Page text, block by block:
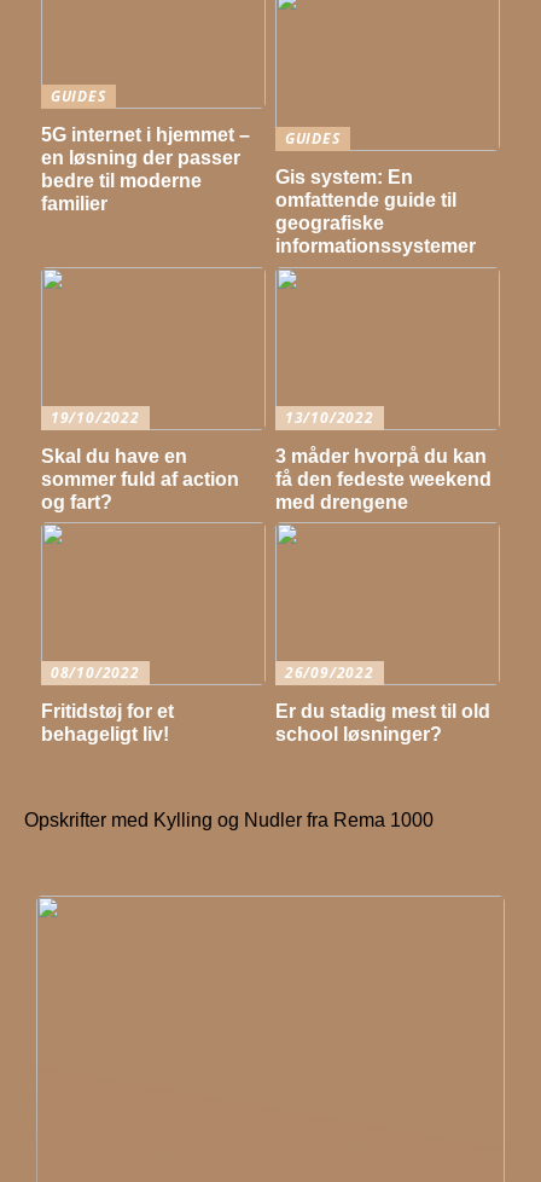
GUIDES
5G internet i hjemmet –
en løsning der passer
bedre til moderne
familier
GUIDES
Gis system: En
omfattende guide til
geografiske
informationssystemer
19/10/2022
Skal du have en
sommer fuld af action
og fart?
13/10/2022
3 måder hvorpå du kan
få den fedeste weekend
med drengene
08/10/2022
Fritidstøj for et
behageligt liv!
26/09/2022
Er du stadig mest til old
school løsninger?
Opskrifter med Kylling og Nudler fra Rema 1000